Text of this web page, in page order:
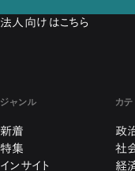
法人向けはこちら
ジャンル
新着
特集
インサイト
カテ
政
社
経